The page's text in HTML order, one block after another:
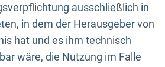
ausschließlich in
in dem der Herausgeber von
hat und es ihm technisch
wäre, die Nutzung im Falle